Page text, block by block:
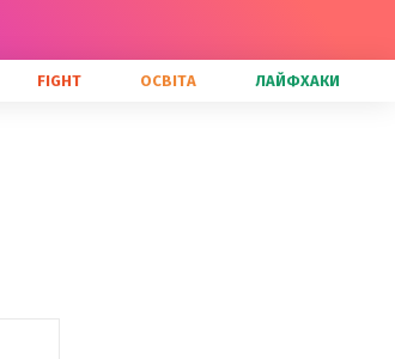
FIGHT ОСВІТА ЛАЙФХАКИ